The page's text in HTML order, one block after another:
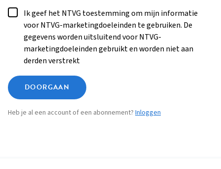
Ik geef het NTVG toestemming om mijn informatie
voor NTVG-marketingdoeleinden te gebruiken. De
gegevens worden uitsluitend voor NTVG-
marketingdoeleinden gebruikt en worden niet aan
derden verstrekt
DOORGAAN
Heb je al een account of een abonnement? Inloggen